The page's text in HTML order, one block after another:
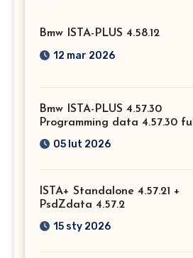
Bmw ISTA-PLUS 4.58.12
12 mar 2026
Bmw ISTA-PLUS 4.57.30
Programming data 4.57.30 full
05 lut 2026
ISTA+ Standalone 4.57.21 +
PsdZdata 4.57.2
15 sty 2026